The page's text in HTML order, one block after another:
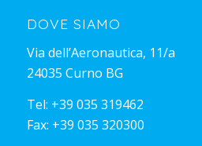
DOVE SIAMO
Via dell’Aeronautica, 11/a
24035 Curno BG
Tel: +39 035 319462
Fax: +39 035 320300